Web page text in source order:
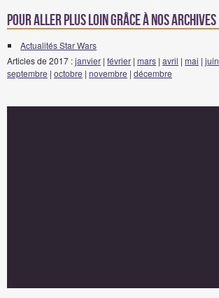
Pour aller plus loin grâce à nos archives
Actualités Star Wars
Articles de 2017 :janvier | février | mars | avril | mai | juin
septembre | octobre | novembre | décembre